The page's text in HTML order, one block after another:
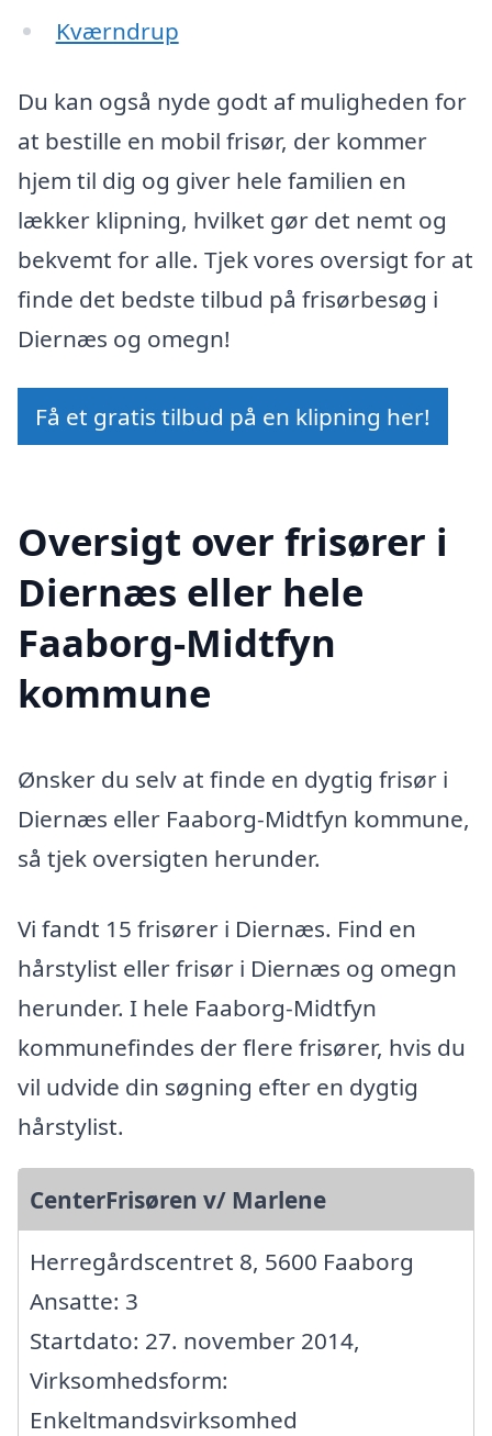
Kværndrup
Du kan også nyde godt af muligheden for
at bestille en mobil frisør, der kommer
hjem til dig og giver hele familien en
lækker klipning, hvilket gør det nemt og
bekvemt for alle. Tjek vores oversigt for at
finde det bedste tilbud på frisørbesøg i
Diernæs og omegn!
Få et gratis tilbud på en klipning her!
Oversigt over frisører i
Diernæs eller hele
Faaborg-Midtfyn
kommune
Ønsker du selv at finde en dygtig frisør i
Diernæs eller Faaborg-Midtfyn kommune,
så tjek oversigten herunder.
Vi fandt 15 frisører i Diernæs. Find en
hårstylist eller frisør i Diernæs og omegn
herunder. I hele Faaborg-Midtfyn
kommunefindes der flere frisører, hvis du
vil udvide din søgning efter en dygtig
hårstylist.
CenterFrisøren v/ Marlene
Herregårdscentret 8, 5600 Faaborg
Ansatte: 3
Startdato: 27. november 2014,
Virksomhedsform:
Enkeltmandsvirksomhed